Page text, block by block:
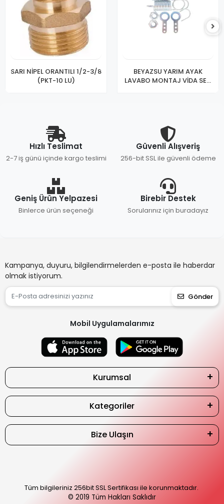
SARI NİPEL ORANTILI 1/2-3/8
(PKT-10 LU)
BEYAZSU YARIM AYAK
LAVABO MONTAJ VİDA SETİ
Hızlı Teslimat
2-7 iş günü içinde kargo teslimi
Güvenli Alışveriş
256-bit SSL ile güvenli ödeme
Geniş Ürün Yelpazesi
Binlerce ürün seçeneği
Birebir Destek
Sorularınız için buradayız
Kampanya, duyuru, bilgilendirmelerden e-posta ile haberdar
olmak istiyorum.
Gönder
Mobil Uygulamalarımız
Kurumsal
Kategoriler
Bize Ulaşın
Tüm bilgileriniz 256bit SSL Sertifikası ile korunmaktadır.
© 2019 Tüm Hakları Saklıdır